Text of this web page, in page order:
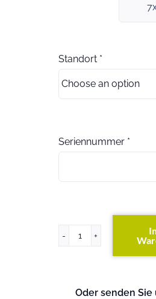
Standort *
Seriennummer *
PowerEdge
MD1000
Oder senden Sie